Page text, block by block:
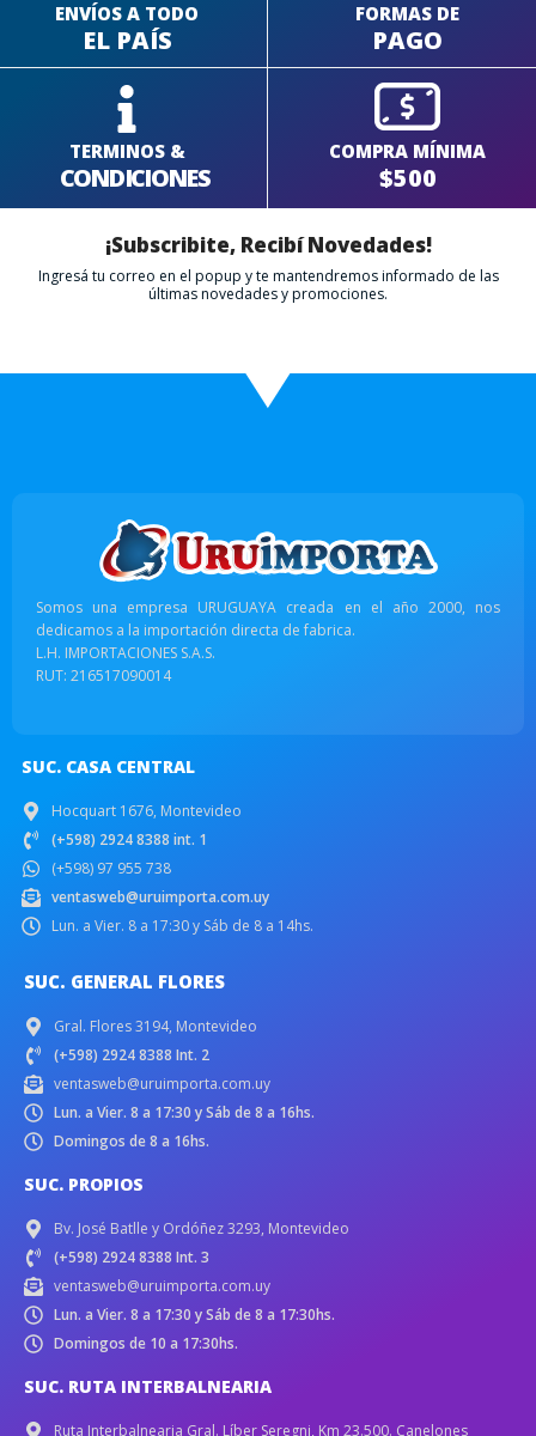
ENVÍOS A TODO
EL PAÍS
FORMAS DE
PAGO
TERMINOS &
CONDICIONES
COMPRA MÍNIMA
$500
¡Subscribite, Recibí Novedades!
Ingresá tu correo en el popup y te mantendremos informado de las
últimas novedades y promociones.
Somos una empresa URUGUAYA creada en el año 2000, nos
dedicamos a la importación directa de fabrica.
L.H. IMPORTACIONES S.A.S.
RUT: 216517090014
SUC. CASA CENTRAL
Hocquart 1676, Montevideo
(+598) 2924 8388 int. 1
(+598) 97 955 738
ventasweb@uruimporta.com.uy
Lun. a Vier. 8 a 17:30 y Sáb de 8 a 14hs.
SUC. GENERAL FLORES
Gral. Flores 3194, Montevideo
(+598) 2924 8388 Int. 2
ventasweb@uruimporta.com.uy
Lun. a Vier. 8 a 17:30 y Sáb de 8 a 16hs.
Domingos de 8 a 16hs.
SUC. PROPIOS
Bv. José Batlle y Ordóñez 3293, Montevideo
(+598) 2924 8388 Int. 3
ventasweb@uruimporta.com.uy
Lun. a Vier. 8 a 17:30 y Sáb de 8 a 17:30hs.
Domingos de 10 a 17:30hs.
SUC. RUTA INTERBALNEARIA
Ruta Interbalnearia Gral. Líber Seregni, Km 23.500. Canelones